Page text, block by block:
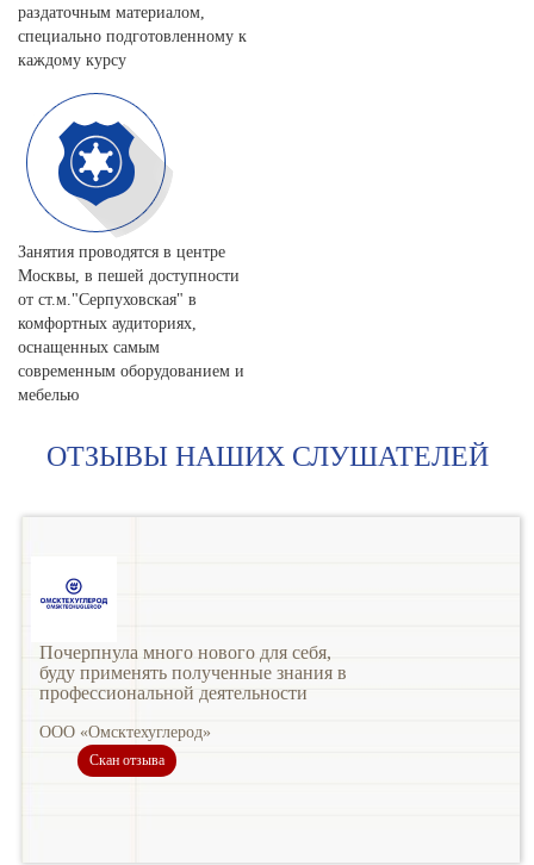
раздаточным материалом,
специально подготовленному к
каждому курсу
Занятия проводятся в центре
Москвы, в пешей доступности
от ст.м."Серпуховская" в
комфортных аудиториях,
оснащенных самым
современным оборудованием и
мебелью
ОТЗЫВЫ НАШИХ СЛУШАТЕЛЕЙ
Почерпнула много нового для себя,
буду применять полученные знания в
профессиональной деятельности
ООО «Омсктехуглерод»
Скан отзыва